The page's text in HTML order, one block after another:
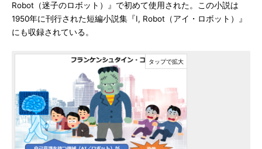
Robot（迷子のロボット）』で初めて使用された。この小説は
1950年に刊行された短編小説集『I, Robot（アイ・ロボット）』
にも収録されている。